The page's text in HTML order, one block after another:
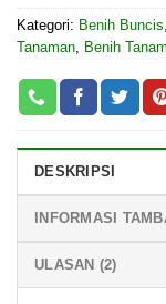
Kategori: Benih Buncis
Tanaman
Benih
DESKRIPSI
INFORMASI
ULASAN (2)